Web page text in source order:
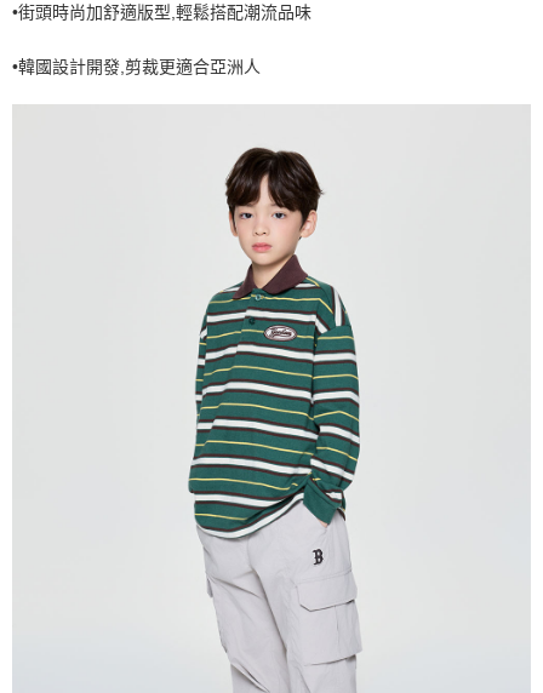
每筆NT$60，滿NT$499(含以上)免運費
每筆NT$80，滿NT$699(含以上)免運費
•街頭時尚加舒適版型,輕鬆搭配潮流品味
•韓國設計開發,剪裁更適合亞洲人